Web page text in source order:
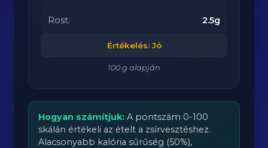
Rost: 2.5g
Értékelés: Jó
100 g alapján
Hogyan számítjuk: A pontszám 0-100
skálán értékeli az ételt a zsírvesztéshez.
Alacsonyabb kalória sűrűség (50%),